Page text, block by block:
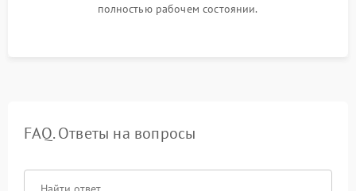
полностью рабочем состоянии.
FAQ. Ответы на вопросы